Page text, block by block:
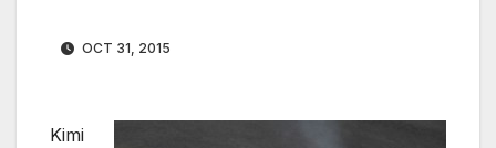
OCT 31, 2015
Kimi